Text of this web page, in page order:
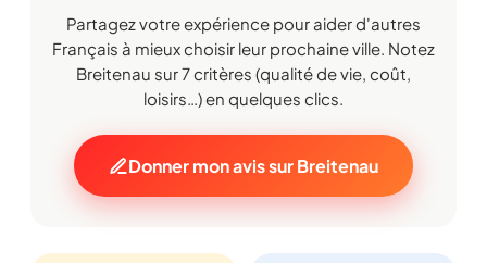
Partagez votre expérience pour aider d'autres
Français à mieux choisir leur prochaine ville. Notez
Breitenau sur 7 critères (qualité de vie, coût,
loisirs…) en quelques clics.
Donner mon avis sur Breitenau